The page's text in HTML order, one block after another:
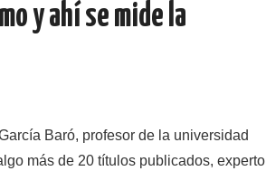
y ahí se mide la
Baró, profesor de la universidad
más de 20 títulos publicados, experto